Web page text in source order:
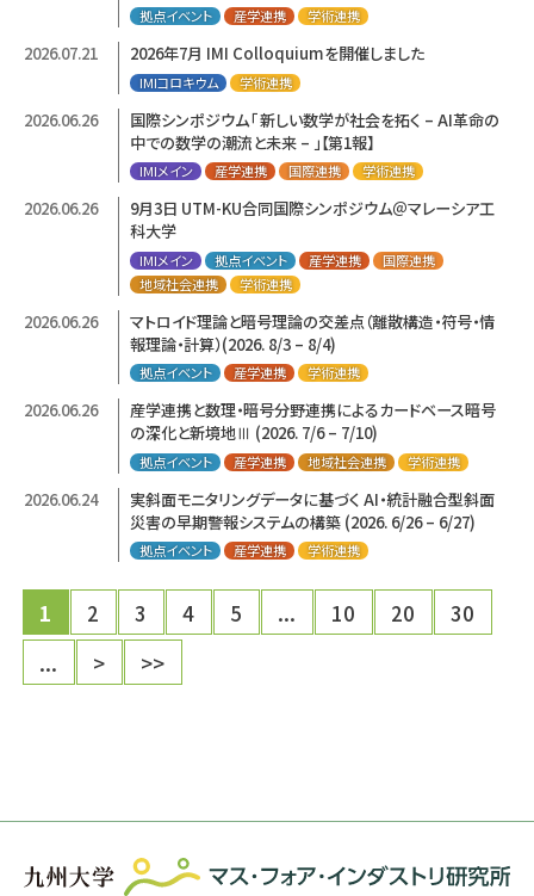
拠点イベント 産学連携 学術連携
2026.07.21 2026年7月 IMI Colloquiumを開催しました
IMIコロキウム 学術連携
2026.06.26
国際シンポジウム「 新しい数学が社会を拓く – AI革命の
中での数学の潮流と未来 – 」【第1報】
IMIメイン 産学連携 国際連携 学術連携
2026.06.26
9月3日 UTM-KU合同国際シンポジウム＠マレーシア工
科大学
IMIメイン 拠点イベント 産学連携
国際連携
地域社会連携
学術連携
2026.06.26
マトロイド理論と暗号理論の交差点（離散構造・符号・情
報理論・計算）(2026. 8/3 – 8/4)
拠点イベント 産学連携 学術連携
2026.06.26
産学連携と数理・暗号分野連携によるカードベース暗号
の深化と新境地Ⅲ (2026. 7/6 – 7/10)
拠点イベント 産学連携 地域社会連携 学術連携
2026.06.24
実斜面モニタリングデータに基づく AI・統計融合型斜面
災害の早期警報システムの構築 (2026. 6/26 – 6/27)
拠点イベント 産学連携 学術連携
1 2 3 4 5 ... 10 20
30
...
> >>